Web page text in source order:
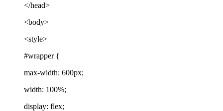
</head>
<body>
<style>
#wrapper {
max-width: 600px;
width: 100%;
display: flex;